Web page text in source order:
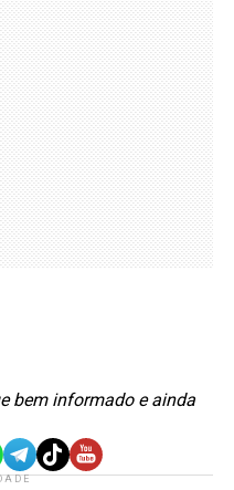
bem informado e ainda